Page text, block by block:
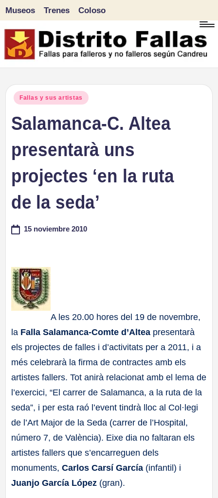
Saltar
al
Museos Trenes Coloso
Publicado
Fallas y sus artistas
Salamanca-C. Altea
presentarà uns
projectes ‘en la ruta
de la seda’
15 noviembre 2010
A les 20.00 hores del 19 de novembre,
la Falla Salamanca-Comte d’Altea presentarà
els projectes de falles i d’activitats per a 2011, i a
més celebrarà la firma de contractes amb els
artistes fallers. Tot anirà relacionat amb el lema de
l’exercici, “El carrer de Salamanca, a la ruta de la
seda”, i per esta raó l’event tindrà lloc al Col·legi
de l’Art Major de la Seda (carrer de l’Hospital,
número 7, de València). Eixe dia no faltaran els
artistes fallers que s’encarreguen dels
monuments,Carlos Carsí García (infantil) i
Juanjo García López (gran).